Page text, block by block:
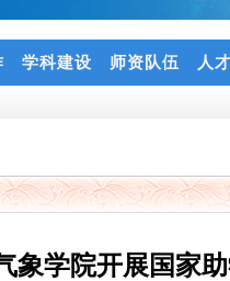
学科建设 师资队伍 人
象学院开展国家